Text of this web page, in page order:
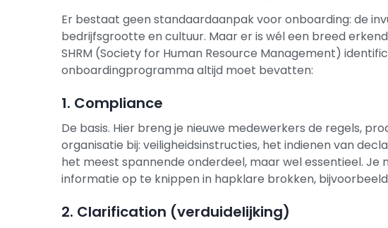
Er bestaat geen standaardaanpak voor onboarding: de
bedrijfsgrootte en cultuur. Maar er is wél een breed
SHRM (Society for Human Resource Management)
onboardingprogramma altijd moet bevatten:
1. Compliance
De basis. Hier breng je nieuwe medewerkers de regels,
organisatie bij: veiligheidsinstructies, het indienen van
het meest spannende onderdeel, maar wel essentieel.
informatie op te knippen in hapklare brokken,
2. Clarification (verduidelijking)